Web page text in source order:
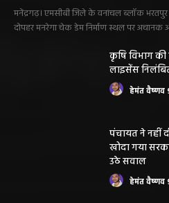
मनेंद्रगढ़। एमसीबी जिले के वनांचल ब्लॉक
दोपहर मनरेगा चेक डेम निर्माण स्थल पर अचानक
कृषि विभाग की
लाइसेंस
हेमंत वैष्णव
पंचायत ने नहीं
खोदा गया
उठे सवाल
हेमंत वैष्णव